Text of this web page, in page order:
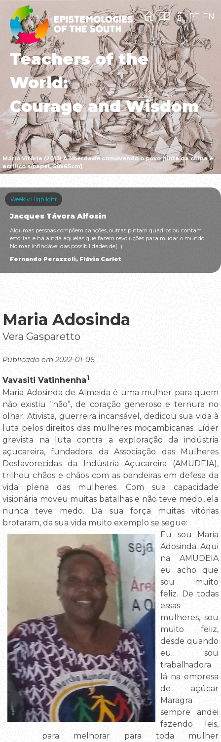
Mário Vitória (2013) A liberdade comovendo o povo [tinta da china e
acrílico s/papel, 50x65cm]
Teachers of the
World:
Courage and Wisdom
PT EN
Weekly Highlight
Jacques Távora Alfosin
Algumas pessoas compõem canções, outras pintam quadros ou contam
estórias, e há ainda aquelas que fazem revoluções para mudar o mundo.
No mar infindável das possibilidades de(...)
Fernando Perazzoli, Flávia Carlet
Maria Adosinda
Vera Gasparetto
Publicado em 2022-01-06
Vavasiti Vatinhenha1
Maria Adosinda de Almeida é uma mulher para quem
não existiu “não”, de coração generoso e ternura no
olhar. Ativista, guerreira incansável, dedicou sua vida à
luta pelos direitos das mulheres moçambicanas. Líder
grevista na luta contra a exploração da indústria
açucareira, fundadora da Associação das Mulheres
Desfavorecidas da Indústria Açucareira (AMUDEIA),
trilhou chãos e chãos com as bandeiras em defesa da
vida plena das mulheres. Com sua capacidade
visionária moveu muitas batalhas e não teve medo...ela
nunca teve medo. Da sua força muitas vitórias
brotaram, da sua vida muito exemplo se segue:
Eu sou Maria
Adosinda. Aqui
na AMUDEIA
eu acho que
sou muito
feliz. De todas
essas
mulheres, sou
muito feliz,
desde quando
eu sou
trabalhadora
lá na empresa
de açúcar
Maragra
sempre andei
fazendo leis,
para melhorar para toda mulher